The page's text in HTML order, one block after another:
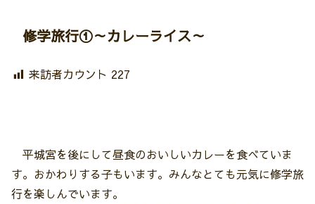
修学旅行①～カレーライス～
来訪者カウント 227
平城宮を後にして昼食のおいしいカレーを食べていま
す。おかわりする子もいます。みんなとても元気に修学旅
行を楽しんでいます。